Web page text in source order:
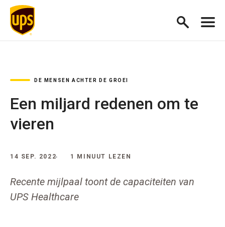
DE MENSEN ACHTER DE GROEI
Een miljard redenen om te
vieren
14 SEP. 2022 1 MINUUT LEZEN
Recente mijlpaal toont de capaciteiten van
UPS Healthcare